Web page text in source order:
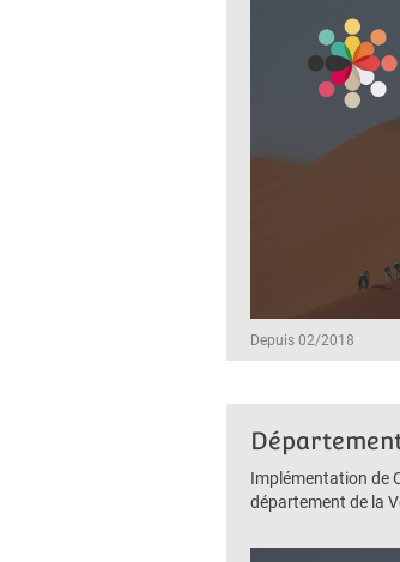
Depuis 02/2018
Implémentation de
département de la